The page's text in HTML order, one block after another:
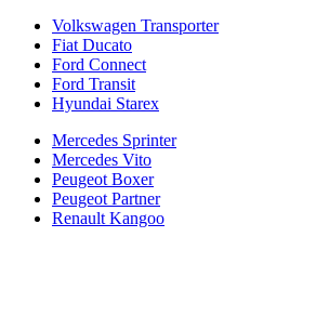
Volkswagen Transporter
Fiat Ducato
Ford Connect
Ford Transit
Hyundai Starex
Mercedes Sprinter
Mercedes Vito
Peugeot Boxer
Peugeot Partner
Renault Kangoo